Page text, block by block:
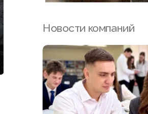
Новости компаний